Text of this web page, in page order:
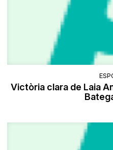
Victòria clara de Laia